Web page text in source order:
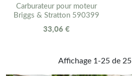
Carburateur pour moteur
Briggs & Stratton 590399
33,06 €
Affichage 1-25 de